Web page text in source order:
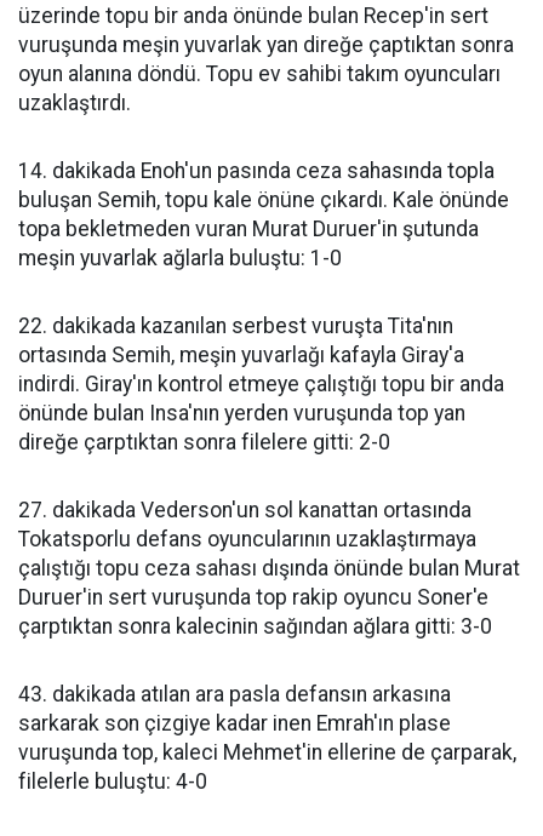
üzerinde topu bir anda önünde bulan Recep'in sert
vuruşunda meşin yuvarlak yan direğe çaptıktan sonra
oyun alanına döndü. Topu ev sahibi takım oyuncuları
uzaklaştırdı.
14. dakikada Enoh'un pasında ceza sahasında topla
buluşan Semih, topu kale önüne çıkardı. Kale önünde
topa bekletmeden vuran Murat Duruer'in şutunda
meşin yuvarlak ağlarla buluştu: 1-0
22. dakikada kazanılan serbest vuruşta Tita'nın
ortasında Semih, meşin yuvarlağı kafayla Giray'a
indirdi. Giray'ın kontrol etmeye çalıştığı topu bir anda
önünde bulan Insa'nın yerden vuruşunda top yan
direğe çarptıktan sonra filelere gitti: 2-0
27. dakikada Vederson'un sol kanattan ortasında
Tokatsporlu defans oyuncularının uzaklaştırmaya
çalıştığı topu ceza sahası dışında önünde bulan Murat
Duruer'in sert vuruşunda top rakip oyuncu Soner'e
çarptıktan sonra kalecinin sağından ağlara gitti: 3-0
43. dakikada atılan ara pasla defansın arkasına
sarkarak son çizgiye kadar inen Emrah'ın plase
vuruşunda top, kaleci Mehmet'in ellerine de çarparak,
filelerle buluştu: 4-0